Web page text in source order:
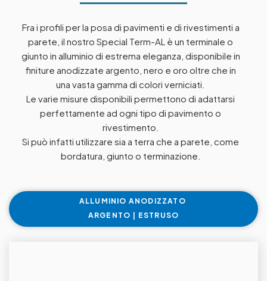
Fra i profili per la posa di pavimenti e di rivestimenti a
parete, il nostro Special Term-AL è un terminale o
giunto in alluminio di estrema eleganza, disponibile in
finiture anodizzate argento, nero e oro oltre che in
una vasta gamma di colori verniciati.
Le varie misure disponibili permettono di adattarsi
perfettamente ad ogni tipo di pavimento o
rivestimento.
Si può infatti utilizzare sia a terra che a parete, come
bordatura, giunto o terminazione.
ALLUMINIO ANODIZZATO
ARGENTO | ESTRUSO